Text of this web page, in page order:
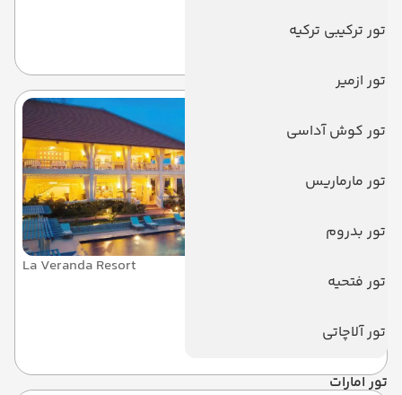
تور ترکیبی ترکیه
تور ازمیر
تور کوش آداسی
تور مارماریس
تور بدروم
تور فتحیه
تور آلاچاتی
تور امارات
فوکوک
La Veranda Resort
لاوراندا ریزورت
فوکوک